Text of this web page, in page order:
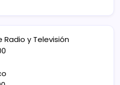
y Televisión